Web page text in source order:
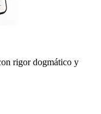
rigor dogmático y